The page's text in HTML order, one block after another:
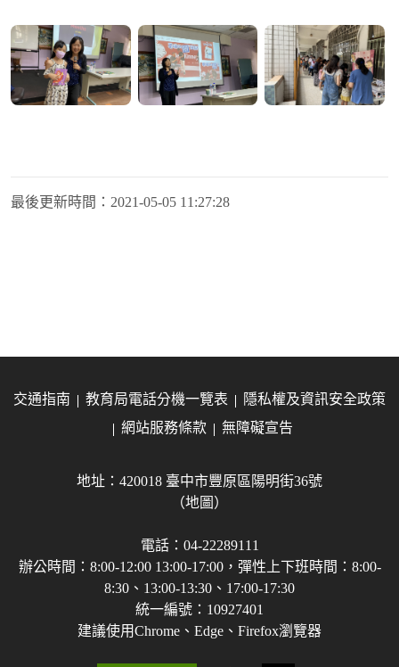
最後更新時間： 2021-05-05 11:27:28
交通指南 教育局電話分機一覽表
隱私權及資訊安全政策
網站服務條款
無障礙宣告
地址：420018 臺中市豐原區陽明街36號
（地圖）
電話：04-22289111
辦公時間：8:00-12:00 13:00-17:00，彈性上下班時間：8:00-
8:30、13:00-13:30、17:00-17:30
統一編號：10927401
建議使用Chrome、Edge、Firefox瀏覽器